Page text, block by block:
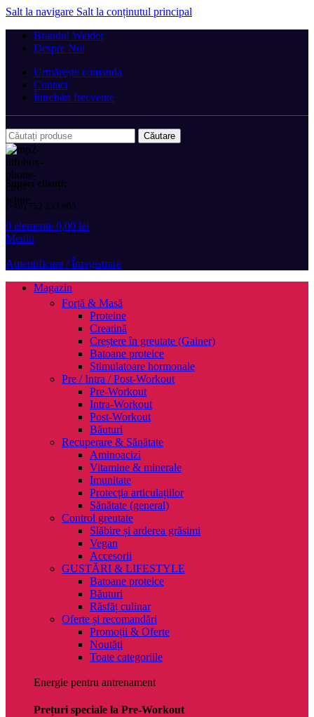
Salt la navigare Salt la conținutul principal
Brandul Weider
Despre Noi
Urmărește comanda
Contact
Întrebări frecvente
Căutare
Suport clienți:
(+40) 752 233 905
0 elemente 0,00 lei
Meniu
Autentificare / Înregistrare
Magazin
Forță & Masă
Proteine
Creatină
Creștere în greutate (Gainer)
Batoane proteice
Stimulatoare hormonale
Pre / Intra / Post-Workout
Pre-Workout
Intra-Workout
Post-Workout
Băuturi
Recuperare & Sănătate
Aminoacizi
Vitamine & minerale
Imunitate
Protecția articulațiilor
Sănătate (general)
Control greutate
Slăbire și arderea grăsimi
Vegan
Accesorii
GUSTĂRI & LIFESTYLE
Batoane proteice
Băuturi
Răsfăț culinar
Oferte și recomandări
Promoții & Oferte
Noutăți
Toate categoriile
Energie pentru antrenament
Prețuri speciale la Pre-Workout